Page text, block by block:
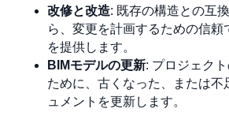
改修と改造: 既存の構造との互
ら、変更を計画するための信頼
を提供します。
BIMモデルの更新: プロジェク
ために、古くなった、または不
ュメントを更新します。